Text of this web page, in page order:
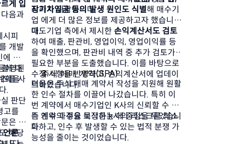
게 입
음과
시피
개발
에 퍼
영된
를 사
.
에 대
획을
판단
고를
은 N
언론
해당
지하기 위함입니다.
장기차입금 등의 발생 원인도 식별해 매수기
업 에게 더 많은 정보를 제공하고자 했습니
다.
매도기업 측에서 제시한 손익계산서도 검토
하여 매출, 판관비, 영업이익, 영업이익률 등
을 확인했으며, 판관비 내역 중 추가 검토가
필요한 부분을 도출했습니다. 이를 바탕으로
수정 사항을 반영하고, 손익계산서에 업데이
트하였습니다.
주식 매매 계약(SPA)
더올은 주식 매매 계약서 작성을 지원해 원활
한 인수 절차를 이끌어 나갔습니다. 특히 이
번 계약에서 매수기업인 K사의 신뢰할 수 있
는 인수 과정을 보장하는 데 중점을 두었습니
다.
즉 계약의 주요 목적은 k사의 리스크를 최소
화하고, 인수 후 발생할 수 있는 법적 분쟁 가
능성을 줄이는 것이었습니다.